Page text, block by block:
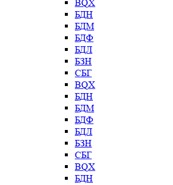
BQX
БДН
БДМ
БДФ
БДЛ
БЗН
СБГ
BQX
БДН
БДМ
БДФ
БДЛ
БЗН
СБГ
BQX
БДН